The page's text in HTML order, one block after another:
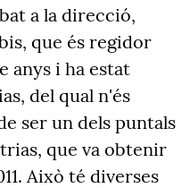
a la direcció,
que és regidor
anys i ha estat
del qual n'és
ser un dels puntals
que va obtenir
Això té diverses